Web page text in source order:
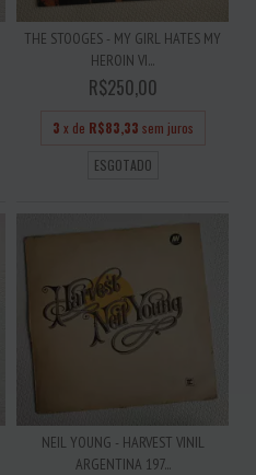
THE STOOGES - MY GIRL HATES MY
HEROIN VI...
R$250,00
3 x de R$83,33 sem juros
ESGOTADO
NEIL YOUNG - HARVEST VINIL
ARGENTINA 197...